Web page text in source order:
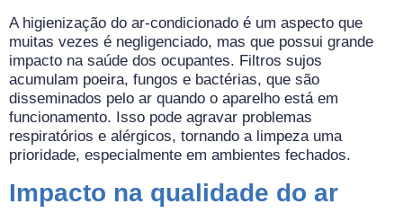
A higienização do ar-condicionado é um aspecto que
muitas vezes é negligenciado, mas que possui grande
impacto na saúde dos ocupantes. Filtros sujos
acumulam poeira, fungos e bactérias, que são
disseminados pelo ar quando o aparelho está em
funcionamento. Isso pode agravar problemas
respiratórios e alérgicos, tornando a limpeza uma
prioridade, especialmente em ambientes fechados.
Impacto na qualidade do ar